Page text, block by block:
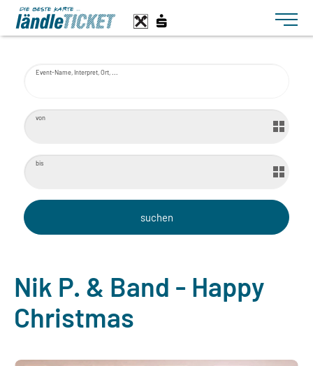
Toggle
Event-Name, Interpret, Ort, ...
von
bis
Nik P. & Band - Happy
Christmas